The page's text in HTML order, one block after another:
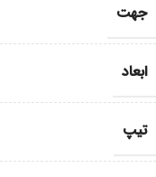
جهت
ابعاد
تیپ